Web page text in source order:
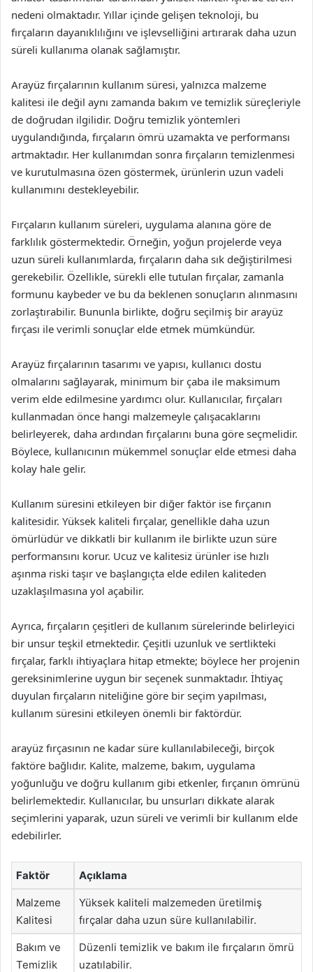
nedeni olmaktadır. Yıllar içinde gelişen teknoloji, bu
fırçaların dayanıklılığını ve işlevselliğini artırarak daha uzun
süreli kullanıma olanak sağlamıştır.
Arayüz fırçalarının kullanım süresi, yalnızca malzeme
kalitesi ile değil aynı zamanda bakım ve temizlik süreçleriyle
de doğrudan ilgilidir. Doğru temizlik yöntemleri
uygulandığında, fırçaların ömrü uzamakta ve performansı
artmaktadır. Her kullanımdan sonra fırçaların temizlenmesi
ve kurutulmasına özen göstermek, ürünlerin uzun vadeli
kullanımını destekleyebilir.
Fırçaların kullanım süreleri, uygulama alanına göre de
farklılık göstermektedir. Örneğin, yoğun projelerde veya
uzun süreli kullanımlarda, fırçaların daha sık değiştirilmesi
gerekebilir. Özellikle, sürekli elle tutulan fırçalar, zamanla
formunu kaybeder ve bu da beklenen sonuçların alınmasını
zorlaştırabilir. Bununla birlikte, doğru seçilmiş bir arayüz
fırçası ile verimli sonuçlar elde etmek mümkündür.
Arayüz fırçalarının tasarımı ve yapısı, kullanıcı dostu
olmalarını sağlayarak, minimum bir çaba ile maksimum
verim elde edilmesine yardımcı olur. Kullanıcılar, fırçaları
kullanmadan önce hangi malzemeyle çalışacaklarını
belirleyerek, daha ardından fırçalarını buna göre seçmelidir.
Böylece, kullanıcının mükemmel sonuçlar elde etmesi daha
kolay hale gelir.
Kullanım süresini etkileyen bir diğer faktör ise fırçanın
kalitesidir. Yüksek kaliteli fırçalar, genellikle daha uzun
ömürlüdür ve dikkatli bir kullanım ile birlikte uzun süre
performansını korur. Ucuz ve kalitesiz ürünler ise hızlı
aşınma riski taşır ve başlangıçta elde edilen kaliteden
uzaklaşılmasına yol açabilir.
Ayrıca, fırçaların çeşitleri de kullanım sürelerinde belirleyici
bir unsur teşkil etmektedir. Çeşitli uzunluk ve sertlikteki
fırçalar, farklı ihtiyaçlara hitap etmekte; böylece her projenin
gereksinimlerine uygun bir seçenek sunmaktadır. İhtiyaç
duyulan fırçaların niteliğine göre bir seçim yapılması,
kullanım süresini etkileyen önemli bir faktördür.
arayüz fırçasının ne kadar süre kullanılabileceği, birçok
faktöre bağlıdır. Kalite, malzeme, bakım, uygulama
yoğunluğu ve doğru kullanım gibi etkenler, fırçanın ömrünü
belirlemektedir. Kullanıcılar, bu unsurları dikkate alarak
seçimlerini yaparak, uzun süreli ve verimli bir kullanım elde
edebilirler.
Faktör Açıklama
Malzeme
Kalitesi
Yüksek kaliteli malzemeden üretilmiş
fırçalar daha uzun süre kullanılabilir.
Bakım ve
Temizlik
Düzenli temizlik ve bakım ile fırçaların ömrü
uzatılabilir.